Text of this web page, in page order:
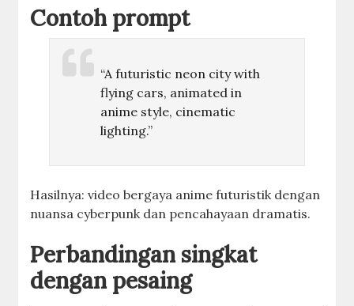
Contoh prompt
“A futuristic neon city with
flying cars, animated in
anime style, cinematic
lighting.”
Hasilnya: video bergaya anime futuristik dengan
nuansa cyberpunk dan pencahayaan dramatis.
Perbandingan singkat
dengan pesaing